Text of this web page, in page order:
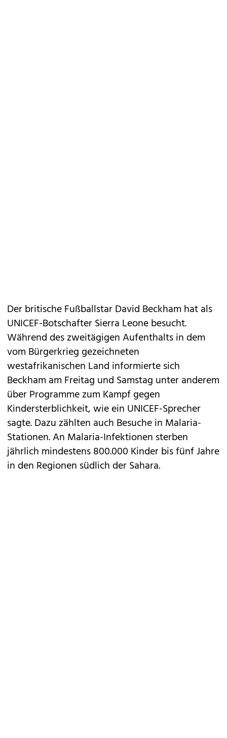
Der britische Fußballstar David Beckham hat als
UNICEF-Botschafter Sierra Leone besucht.
Während des zweitägigen Aufenthalts in dem
vom Bürgerkrieg gezeichneten
westafrikanischen Land informierte sich
Beckham am Freitag und Samstag unter anderem
über Programme zum Kampf gegen
Kindersterblichkeit, wie ein UNICEF-Sprecher
sagte. Dazu zählten auch Besuche in Malaria-
Stationen. An Malaria-Infektionen sterben
jährlich mindestens 800.000 Kinder bis fünf Jahre
in den Regionen südlich der Sahara.